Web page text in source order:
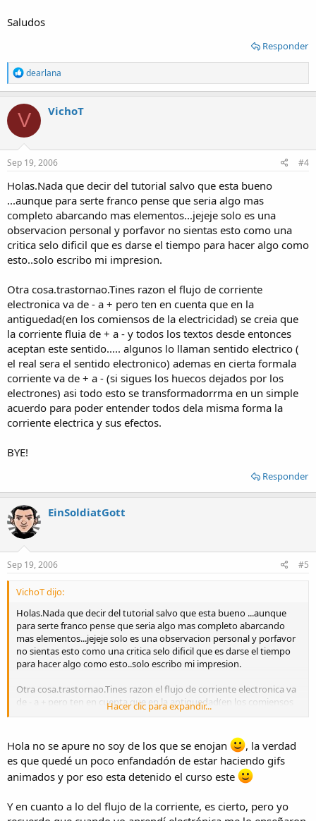
Saludos
Responder
R
e
a
c
t
i
o
n
s
dearlana
V VichoT
Sep 19, 2006 #4
Holas.Nada que decir del tutorial salvo que esta bueno
...aunque para serte franco pense que seria algo mas
completo abarcando mas elementos...jejeje solo es una
observacion personal y porfavor no sientas esto como una
critica selo dificil que es darse el tiempo para hacer algo como
esto..solo escribo mi impresion.
Otra cosa.trastornao.Tines razon el flujo de corriente
electronica va de - a + pero ten en cuenta que en la
antiguedad(en los comiensos de la electricidad) se creia que
la corriente fluia de + a - y todos los textos desde entonces
aceptan este sentido..... algunos lo llaman sentido electrico (
el real sera el sentido electronico) ademas en cierta formala
corriente va de + a - (si sigues los huecos dejados por los
electrones) asi todo esto se transformadorrma en un simple
acuerdo para poder entender todos dela misma forma la
corriente electrica y sus efectos.
BYE!
Responder
EinSoldiatGott
Sep 19, 2006 #5
VichoT dijo:
Holas.Nada que decir del tutorial salvo que esta bueno ...aunque
para serte franco pense que seria algo mas completo abarcando
mas elementos...jejeje solo es una observacion personal y porfavor
no sientas esto como una critica selo dificil que es darse el tiempo
para hacer algo como esto..solo escribo mi impresion.
Otra cosa.trastornao.Tines razon el flujo de corriente electronica va
de - a + pero ten en cuenta que en la antiguedad(en los comiensos
de la electricidad) se creia que la corriente fluia de + a - y todos los
sentido electrico ( el real sera el sentido electronico) ademas en
cierta formala corriente va de + a - (si sigues los huecos dejados por
los electrones) asi todo esto se transformadorrma en un simple
acuerdo para poder entender todos dela misma forma la corriente
Hacer clic para expandir...
Hola no se apure no soy de los que se enojan
, la verdad
es que quedé un poco enfandadón de estar haciendo gifs
animados y por eso esta detenido el curso este
Y en cuanto a lo del flujo de la corriente, es cierto, pero yo